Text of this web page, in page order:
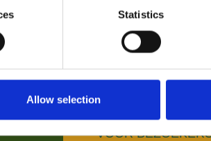
Statistics
Allow selection
VOOR